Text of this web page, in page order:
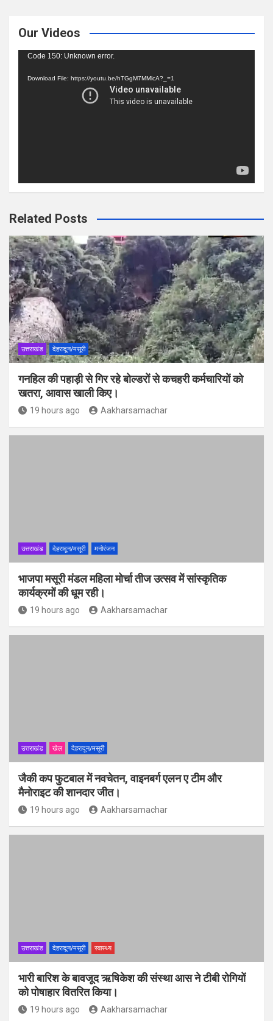
Our Videos
Video
Code 150: Unknown error.
Download File: https://youtu.be/hTGgM7MMlcA?_=1
Related Posts
उत्तराखंड देहरादून/मसूरी
गनहिल की पहाड़ी से गिर रहे बोल्डरों से कचहरी कर्मचारियों को
खतरा, आवास खाली किए।
19 hours ago Aakharsamachar
उत्तराखंड देहरादून/मसूरी मनोरंजन
भाजपा मसूरी मंडल महिला मोर्चा तीज उत्सव में सांस्कृतिक
कार्यक्रमों की धूम रही।
19 hours ago Aakharsamachar
उत्तराखंड खेल देहरादून/मसूरी
जैकी कप फुटबाल में नवचेतन, वाइनबर्ग एलन ए टीम और
मैनोराइट की शानदार जीत।
19 hours ago Aakharsamachar
उत्तराखंड देहरादून/मसूरी स्वास्थ्य
भारी बारिश के बावजूद ऋषिकेश की संस्था आस ने टीबी रोगियों
को पोषाहार वितरित किया।
19 hours ago Aakharsamachar